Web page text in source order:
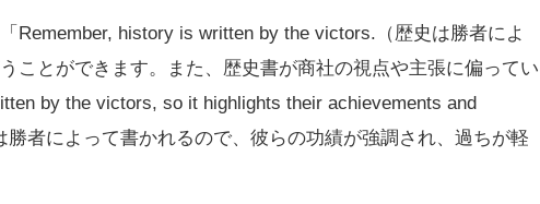
Remember, history is written by the victors.（歴史は勝者によ
ことができます。また、歴史書が商社の視点や主張に偏ってい
by the victors, so it highlights their achievements and
者によって書かれるので、彼らの功績が強調され、過ちが軽